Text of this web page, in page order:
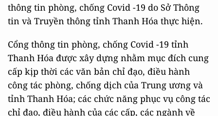
thông tin phòng, chống Covid -19 do Sở Thông
tin và Truyền thông tỉnh Thanh Hóa thực hiện.
Cổng thông tin phòng, chống Covid -19 tỉnh
Thanh Hóa được xây dựng nhằm mục đích cung
cấp kịp thời các văn bản chỉ đạo, điều hành
công tác phòng, chống dịch của Trung ương và
tỉnh Thanh Hóa; các chức năng phục vụ công tác
chỉ đạo, điều hành của các cấp, các ngành về